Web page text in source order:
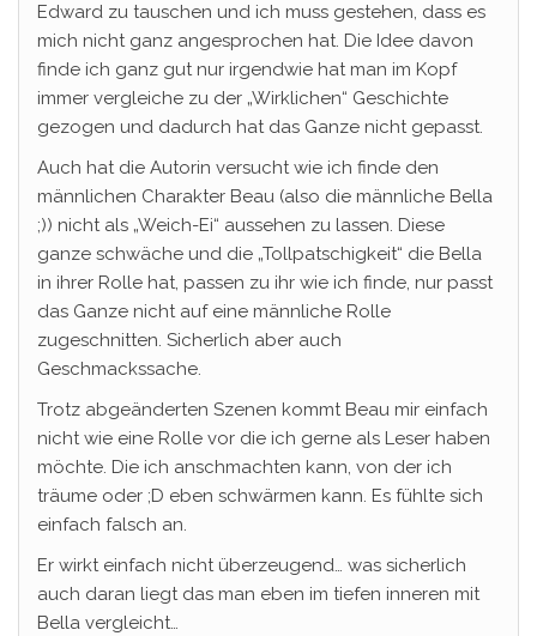
Edward zu tauschen und ich muss gestehen, dass es
mich nicht ganz angesprochen hat. Die Idee davon
finde ich ganz gut nur irgendwie hat man im Kopf
immer vergleiche zu der „Wirklichen“ Geschichte
gezogen und dadurch hat das Ganze nicht gepasst.
Auch hat die Autorin versucht wie ich finde den
männlichen Charakter Beau (also die männliche Bella
;)) nicht als „Weich-Ei“ aussehen zu lassen. Diese
ganze schwäche und die „Tollpatschigkeit“ die Bella
in ihrer Rolle hat, passen zu ihr wie ich finde, nur passt
das Ganze nicht auf eine männliche Rolle
zugeschnitten. Sicherlich aber auch
Geschmackssache.
Trotz abgeänderten Szenen kommt Beau mir einfach
nicht wie eine Rolle vor die ich gerne als Leser haben
möchte. Die ich anschmachten kann, von der ich
träume oder ;D eben schwärmen kann. Es fühlte sich
einfach falsch an.
Er wirkt einfach nicht überzeugend… was sicherlich
auch daran liegt das man eben im tiefen inneren mit
Bella vergleicht…